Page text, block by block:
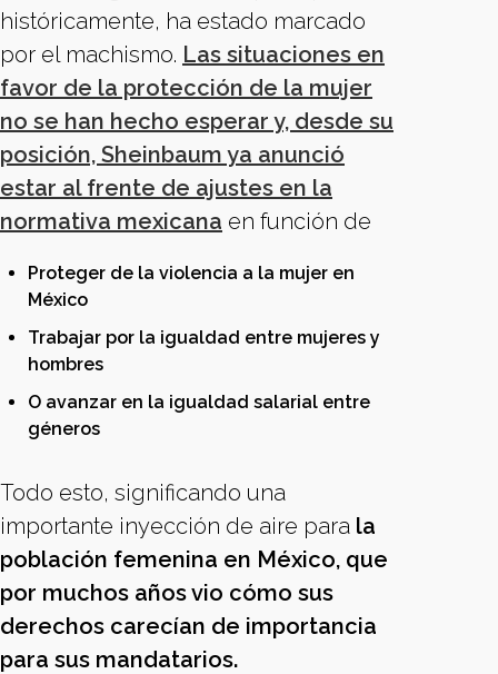
históricamente, ha estado marcado
por el machismo. Las situaciones en
favor de la protección de la mujer
no se han hecho esperar y, desde su
posición, Sheinbaum ya anunció
estar al frente de ajustes en la
normativa mexicana en función de
Proteger de la violencia a la mujer en
México
Trabajar por la igualdad entre mujeres y
hombres
O avanzar en la igualdad salarial entre
géneros
Todo esto, significando una
importante inyección de aire para la
población femenina en México, que
por muchos años vio cómo sus
derechos carecían de importancia
para sus mandatarios.